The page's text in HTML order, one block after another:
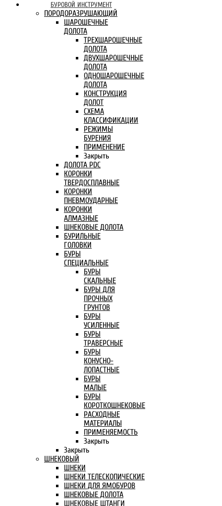
БУРОВОЙ ИНСТРУМЕНТ
ПОРОДОРАЗРУШАЮЩИЙ
ШАРОШЕЧНЫЕ
ДОЛОТА
ТРЕХШАРОШЕЧНЫЕ
ДОЛОТА
ДВУХШАРОШЕЧНЫЕ
ДОЛОТА
ОДНОШАРОШЕЧНЫЕ
ДОЛОТА
КОНСТРУКЦИЯ
ДОЛОТ
СХЕМА
КЛАССИФИКАЦИИ
РЕЖИМЫ
БУРЕНИЯ
ПРИМЕНЕНИЕ
Закрыть
ДОЛОТА PDC
КОРОНКИ
ТВЕРДОСПЛАВНЫЕ
КОРОНКИ
ПНЕВМОУДАРНЫЕ
КОРОНКИ
АЛМАЗНЫЕ
ШНЕКОВЫЕ ДОЛОТА
БУРИЛЬНЫЕ
ГОЛОВКИ
БУРЫ
СПЕЦИАЛЬНЫЕ
БУРЫ
СКАЛЬНЫЕ
БУРЫ ДЛЯ
ПРОЧНЫХ
ГРУНТОВ
БУРЫ
УСИЛЕННЫЕ
БУРЫ
ТРАВЕРСНЫЕ
БУРЫ
КОНУСНО-
ЛОПАСТНЫЕ
БУРЫ
МАЛЫЕ
БУРЫ
КОРОТКОШНЕКОВЫЕ
РАСХОДНЫЕ
МАТЕРИАЛЫ
ПРИМЕНЯЕМОСТЬ
Закрыть
Закрыть
ШНЕКОВЫЙ
ШНЕКИ
ШНЕКИ ТЕЛЕСКОПИЧЕСКИЕ
ШНЕКИ ДЛЯ ЯМОБУРОВ
ШНЕКОВЫЕ ДОЛОТА
ШНЕКОВЫЕ ШТАНГИ